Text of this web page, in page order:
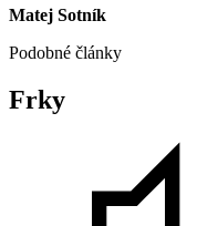
Matej Sotník
Podobné články
Frky